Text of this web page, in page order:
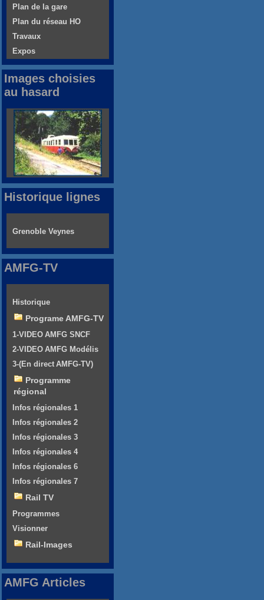
Plan de la gare
Plan du réseau HO
Travaux
Expos
Images choisies
au hasard
Historique lignes
Grenoble Veynes
AMFG-TV
Historique
Programe AMFG-TV
1-VIDEO AMFG SNCF
2-VIDEO AMFG Modélis
3-(En direct AMFG-TV)
Programme
régional
Infos régionales 1
Infos régionales 2
Infos régionales 3
Infos régionales 4
Infos régionales 6
Infos régionales 7
Rail TV
Programmes
Visionner
Rail-Images
AMFG Articles